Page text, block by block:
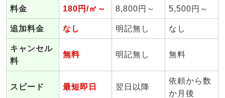
料金 180円/㎡～ 8,800円～ 5,500円～
追加料金 なし 明記無し なし
キャンセル
料
無料 明記無し 無料
スピード 最短即日 翌日以降
依頼から数
か月後